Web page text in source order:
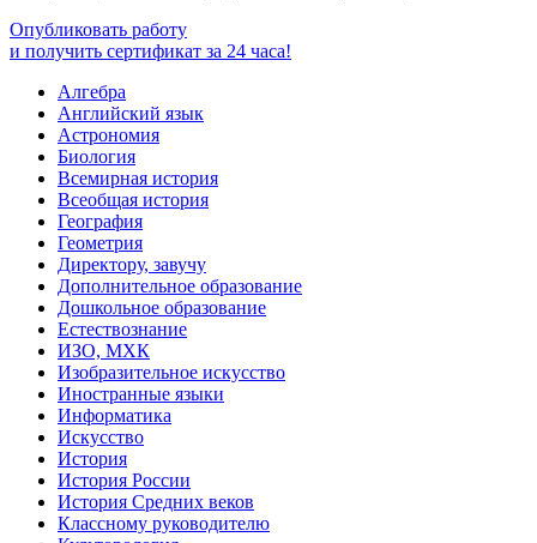
Опубликовать работу
и получить сертификат за 24 часа!
Алгебра
Английский язык
Астрономия
Биология
Всемирная история
Всеобщая история
География
Геометрия
Директору, завучу
Дополнительное образование
Дошкольное образование
Естествознание
ИЗО, МХК
Изобразительное искусство
Иностранные языки
Информатика
Искусство
История
История России
История Средних веков
Классному руководителю